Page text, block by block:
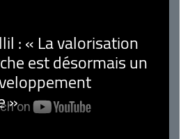
: « La valorisation
est désormais un
»